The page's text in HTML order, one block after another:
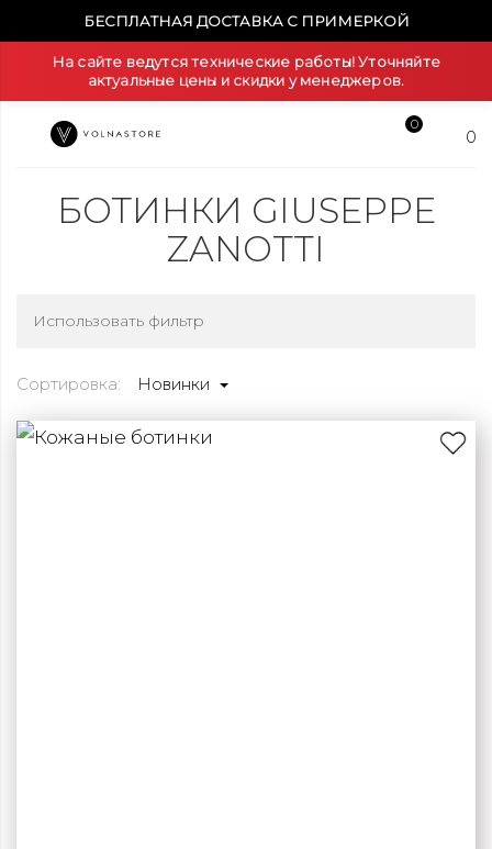
БЕСПЛАТНАЯ ДОСТАВКА С ПРИМЕРКОЙ
На сайте ведутся технические работы! Уточняйте
актуальные цены и скидки у менеджеров.
0
0
БОТИНКИ GIUSEPPE
ZANOTTI
Использовать фильтр
Сортировка: Новинки